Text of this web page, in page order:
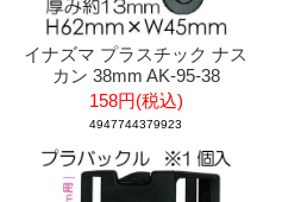
イナズマ プラスチック ナス
カン 38mm AK-95-38
158円(税込)
4947744379923